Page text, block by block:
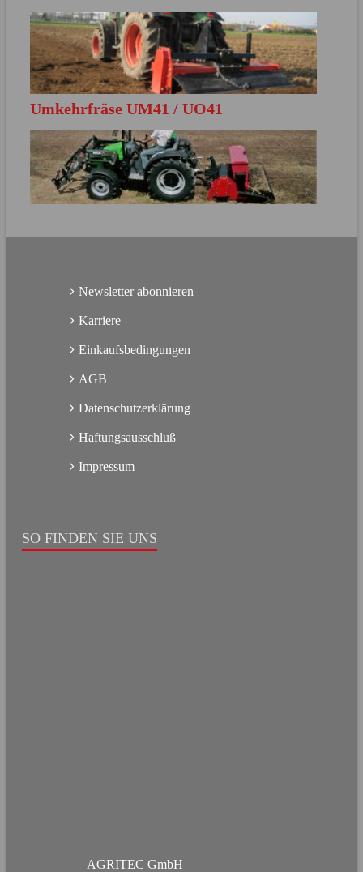
Direkt zur Produktbroschüre
MEHR ERFAHREN
Direkt zur Produktbroschüre
Umkehrfräse UM41 / UO41
Newsletter abonnieren
Karriere
Einkaufsbedingungen
AGB
Datenschutzerklärung
Haftungsausschluß
Impressum
SO FINDEN SIE UNS
AGRITEC GmbH